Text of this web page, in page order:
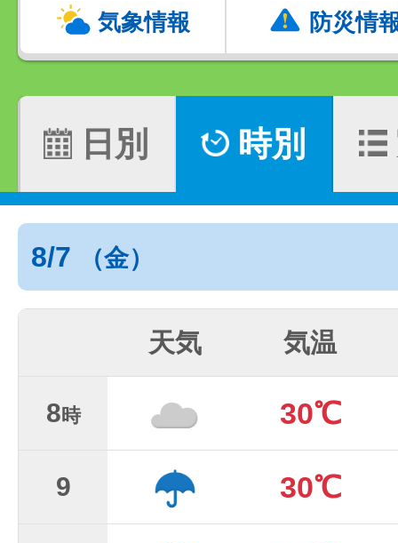
気象情報 防災情
日別 時別
8/7 （金）
天気 気温
8時 30℃
9 30℃